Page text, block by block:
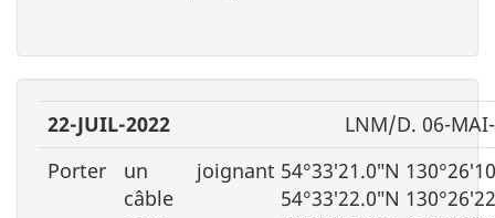
22-JUIL-2022
LNM/D. 06-
Porter
un
câble
joignant 54°33′21.0″N
54°33′22.0″N